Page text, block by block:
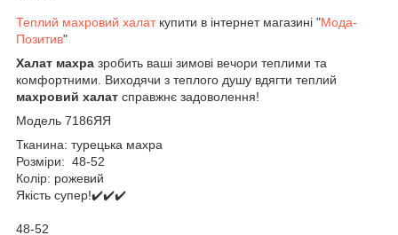
Теплий махровий халаткупити в інтернет магазині "Мода-
Позитив"
Халат махра зробить ваші зимові вечори теплими та
комфортними. Виходячи з теплого душу вдягти теплий
махровий халат справжнє задоволення!
Модель 7186ЯЯ
Тканина: турецька махра
Розмiри: 48-52
Колiр: рожевий
Якiсть супер!✔️✔️✔️
48-52